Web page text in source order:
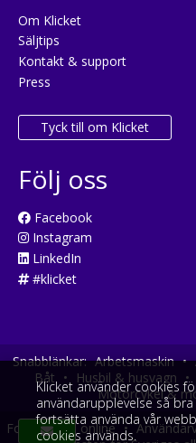
Om Klicket
Säljtips
Kontakt & support
Press
Tyck till om Klicket
Följ oss
Facebook
Instagram
LinkedIn
#klicket
Snabblänkar: Arbetsmaskin •
Båt • Husbil & husvagn •
Motorcykel &
Fordonsköp online •
Klicket använder cookies
användarupplevelse så
fortsätta använda vår
cookies används.